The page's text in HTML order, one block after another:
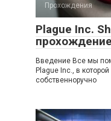
Прохождения
Plague Inc.
Введение Все мы
Plague Inc., в
собственноручно